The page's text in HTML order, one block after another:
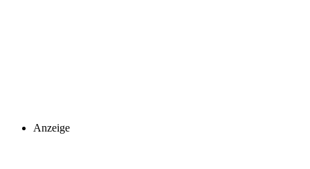
Anzeige